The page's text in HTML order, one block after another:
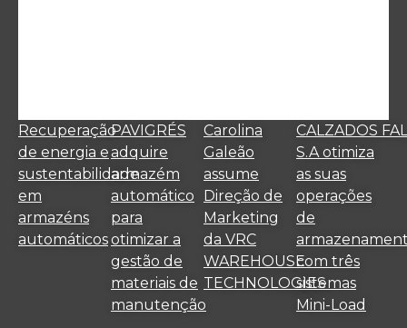
Recuperação
de energia e
sustentabilidade
em
armazéns
automáticos
PAVIGRÉS
adquire
armazém
automático
para
otimizar a
gestão de
materiais de
manutenção
Carolina
Galeão
assume
Direção de
Marketing
da VRC
WAREHOUSE
TECHNOLOGIES
CALZADOS FAL
S.A otimiza
as suas
operações
de
com três
sistemas
Mini-Load